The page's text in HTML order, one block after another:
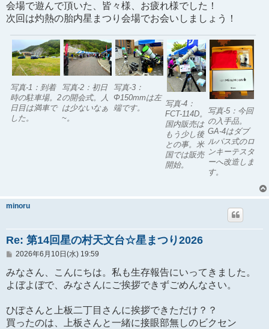
会場で遊んで頂いた、皆々様、お疲れ様でした！
次回は灼熱の胎内星まつり会場でお会いしましょう！
写真-1：到着
時の駐車場。2
日目は満車で
した。
写真-2：初日
の開会式。人
は少ないなぁ
~。
写真-3：
Φ150mmは左
端です。
写真-4：
FCT-114D。
国内販売は
もう少し後
との事。米
国では販売
開始。
写真-5：今回
の入手品。
GA-4はダブ
ルパス式のロ
ンキーテスタ
ーへ改造しま
す。
minoru
Re: 第14回星の村天文台☆星まつり2026
投
記
事
2026年6月10日(水) 19:59
みなさん、こんにちは。私も生存報告にいってきました。
よぼよぼで、みなさんにご挨拶できずごめんなさい。
ひぽさんと上板二丁目さんに挨拶できただけ？？
買ったのは、上板さんと一緒に接眼部無しのビクセン